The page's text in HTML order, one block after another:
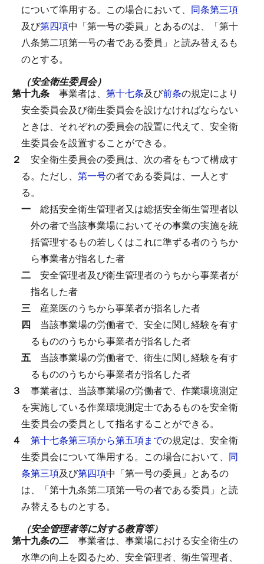
について準用する。 この場合において、 同条第三項
及び第四項中「第一号の委員」とあるのは、「第十
八条第二項第一号の者である委員」と読み替えるも
のとする。
（安全衛生委員会）
第十九条 事業者は、 第十七条及び前条の規定により
安全委員会及び衛生委員会を設けなければならない
ときは、それぞれの委員会の設置に代えて、安全衛
生委員会を設置することができる。
２ 安全衛生委員会の委員は、次の者をもつて構成す
る。 ただし、 第一号の者である委員は、一人とす
る。
一 総括安全衛生管理者又は総括安全衛生管理者以
外の者で当該事業場においてその事業の実施を統
括管理するもの若しくはこれに準ずる者のうちか
ら事業者が指名した者
二 安全管理者及び衛生管理者のうちから事業者が
指名した者
三 産業医のうちから事業者が指名した者
四 当該事業場の労働者で、安全に関し経験を有す
るもののうちから事業者が指名した者
五 当該事業場の労働者で、衛生に関し経験を有す
るもののうちから事業者が指名した者
３ 事業者は、当該事業場の労働者で、作業環境測定
を実施している作業環境測定士であるものを安全衛
生委員会の委員として指名することができる。
４ 第十七条第三項から第五項までの規定は、安全衛
生委員会について準用する。 この場合において、 同
条第三項及び第四項中「第一号の委員」とあるの
は、「第十九条第二項第一号の者である委員」と読
み替えるものとする。
（安全管理者等に対する教育等）
第十九条の二 事業者は、事業場における安全衛生の
水準の向上を図るため、安全管理者、衛生管理者、